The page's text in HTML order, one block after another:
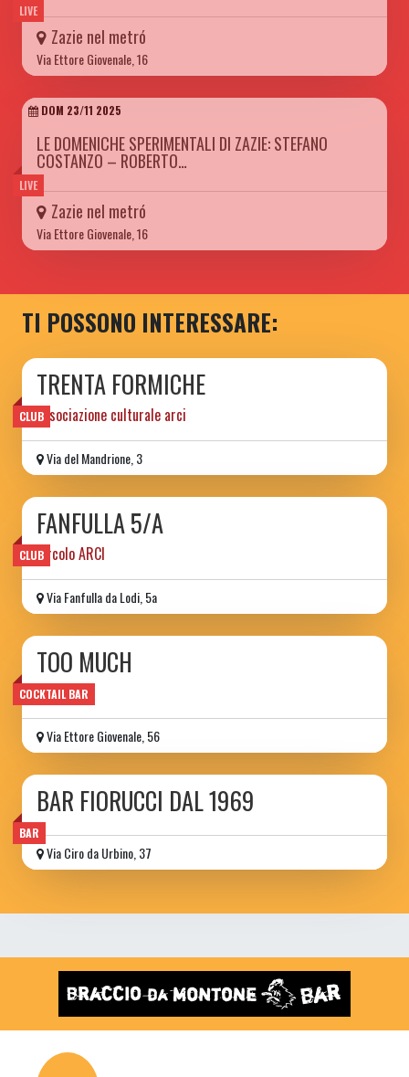
LIVE
Zazie nel metró
Via Ettore Giovenale, 16
LIVE
DOM 23/11 2025
LE DOMENICHE SPERIMENTALI DI ZAZIE: STEFANO
COSTANZO – ROBERTO…
Zazie nel metró
Via Ettore Giovenale, 16
TI POSSONO INTERESSARE:
CLUB
TRENTA FORMICHE
associazione culturale arci
Via del Mandrione, 3
CLUB
FANFULLA 5/A
circolo ARCI
Via Fanfulla da Lodi, 5a
COCKTAIL BAR
TOO MUCH
wine bar
Via Ettore Giovenale, 56
BAR
BAR FIORUCCI DAL 1969
Via Ciro da Urbino, 37